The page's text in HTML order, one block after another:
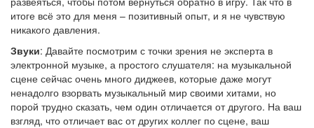
итоге всё это для меня – позитивный опыт, и я не чувствую
никакого давления.
Звуки: Давайте посмотрим с точки зрения не эксперта в
электронной музыке, а простого слушателя: на музыкальной
сцене сейчас очень много диджеев, которые даже могут
ненадолго взорвать музыкальный мир своими хитами, но
порой трудно сказать, чем один отличается от другого. На ваш
взгляд, что отличает вас от других коллег по сцене, ваш